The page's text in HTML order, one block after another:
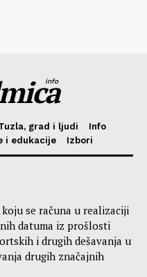
info
grad i ljudi
Info
i edukacije Izbori
se računa u realizaciji
datuma iz prošlosti
i drugih dešavanja u
drugih značajnih